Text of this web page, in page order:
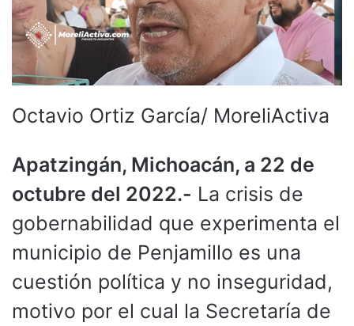
Octavio Ortiz García/ MoreliActiva
Apatzingán, Michoacán, a 22 de
octubre del 2022.- La crisis de
gobernabilidad que experimenta el
municipio de Penjamillo es una
cuestión política y no inseguridad,
motivo por el cual la Secretaría de